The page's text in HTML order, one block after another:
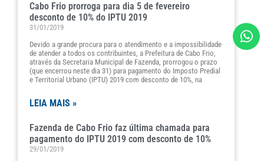
Cabo Frio prorroga para dia 5 de fevereiro
desconto de 10% do IPTU 2019
31/01/2019
Devido a grande procura para o atendimento e a impossibilidade
de atender a todos os contribuintes, a Prefeitura de Cabo Frio,
através da Secretaria Municipal de Fazenda, prorrogou o prazo
(que encerrou neste dia 31) para pagamento do Imposto Predial
e Territorial Urbano (IPTU) 2019 com desconto de 10%, na
LEIA MAIS »
Fazenda de Cabo Frio faz última chamada para
pagamento do IPTU 2019 com desconto de 10%
29/01/2019